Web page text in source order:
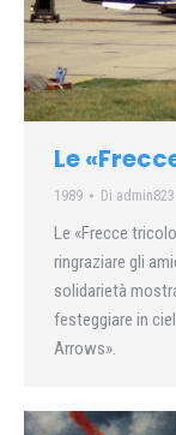
Le
1989 Di
Le «Frecce
ringraziare gli
solidarietà
festeggiare in
Arrows».